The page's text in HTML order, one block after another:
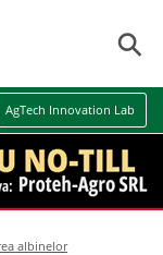
⚲
AgTech Innovation Lab
albinelor